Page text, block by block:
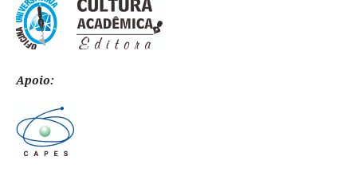
Apoio: